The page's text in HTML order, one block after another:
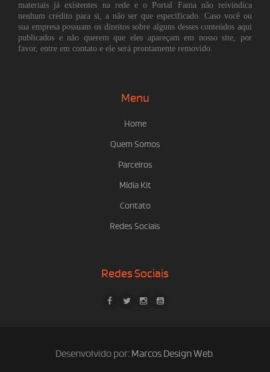
materiais já existentes na rede e o Portal Fama não reivindica
nenhum crédito para si, a não ser que especificado. Caso você ou
sua empresa possuam os direitos sobre alguns desses conteúdos aqui
publicados e não querem que eles apareçam em nosso site, por
favor, entre em contato e ele será prontamente removido.
Menu
Home
Quem Somos
Parceiros
Mídia Kit
Contato
Redes Sociais
Redes Sociais
Desenvolvido por: Marcos Design Web.